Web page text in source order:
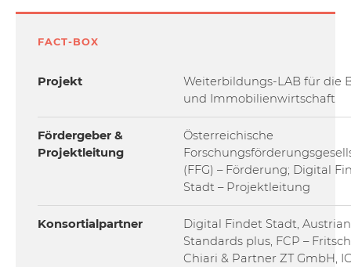
FACT-BOX
Projekt
Weiterbildungs-LAB für die
und Immobilienwirtschaft
Fördergeber &
Projektleitung
Österreichische
(FFG) – Förderung; Digital
Stadt – Projektleitung
Konsortialpartner
Digital Findet Stadt, Austrian
Standards plus, FCP –
Chiari & Partner ZT GmbH,